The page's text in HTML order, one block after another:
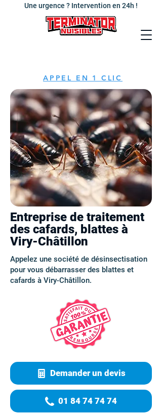
Une urgence ? Intervention en 24h !
APPEL EN 1 CLIC
Entreprise de traitement
des cafards, blattes à
Viry-Châtillon
Appelez une société de désinsectisation
pour vous débarrasser des blattes et
cafards à Viry-Châtillon.
Demander un devis
01 84 74 74 74